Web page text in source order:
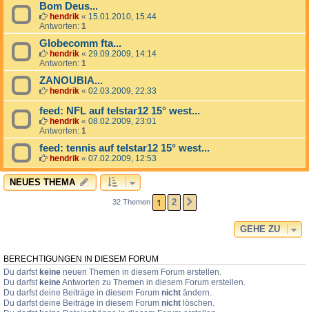
Bom Deus...
hendrik « 15.01.2010, 15:44
Antworten: 1
Globecomm fta...
hendrik « 29.09.2009, 14:14
Antworten: 1
ZANOUBIA...
hendrik « 02.03.2009, 22:33
feed: NFL auf telstar12 15° west...
hendrik « 08.02.2009, 23:01
Antworten: 1
feed: tennis auf telstar12 15° west...
hendrik « 07.02.2009, 12:53
NEUES THEMA
32 Themen 1 2
GEHE ZU
BERECHTIGUNGEN IN DIESEM FORUM
Du darfst keine neuen Themen in diesem Forum erstellen.
Du darfst keineAntworten zu Themen in diesem Forum erstellen.
Du darfst deine Beiträge in diesem Forum nicht ändern.
Du darfst deine Beiträge in diesem Forum nicht löschen.